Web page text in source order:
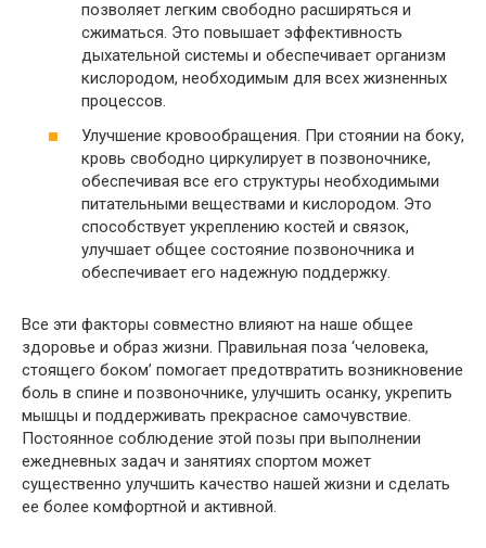
позволяет легким свободно расширяться и
сжиматься. Это повышает эффективность
дыхательной системы и обеспечивает организм
кислородом, необходимым для всех жизненных
процессов.
Улучшение кровообращения. При стоянии на боку,
кровь свободно циркулирует в позвоночнике,
обеспечивая все его структуры необходимыми
питательными веществами и кислородом. Это
способствует укреплению костей и связок,
улучшает общее состояние позвоночника и
обеспечивает его надежную поддержку.
Все эти факторы совместно влияют на наше общее
здоровье и образ жизни. Правильная поза ‘человека,
стоящего боком’ помогает предотвратить возникновение
боль в спине и позвоночнике, улучшить осанку, укрепить
мышцы и поддерживать прекрасное самочувствие.
Постоянное соблюдение этой позы при выполнении
ежедневных задач и занятиях спортом может
существенно улучшить качество нашей жизни и сделать
ее более комфортной и активной.